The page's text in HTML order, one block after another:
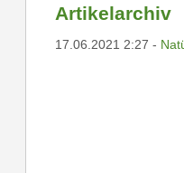
Artikelarchiv
17.06.2021 2:27 -